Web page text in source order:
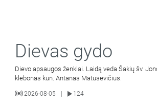
Dievas gydo
Dievo apsaugos ženklai. Laidą veda Šakių šv.
klebonas kun. Antanas Matusevičius.
2026-08-05 124